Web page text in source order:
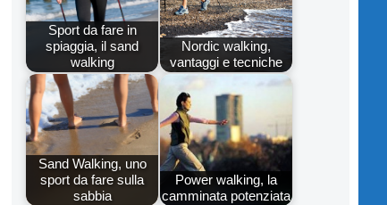
Sport da fare in
spiaggia, il sand
walking
Nordic walking,
vantaggi e tecniche
Sand Walking, uno
sport da fare sulla
sabbia
Power walking, la
camminata potenziata